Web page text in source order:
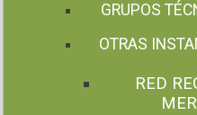
GRUPOS
OTRAS
RED